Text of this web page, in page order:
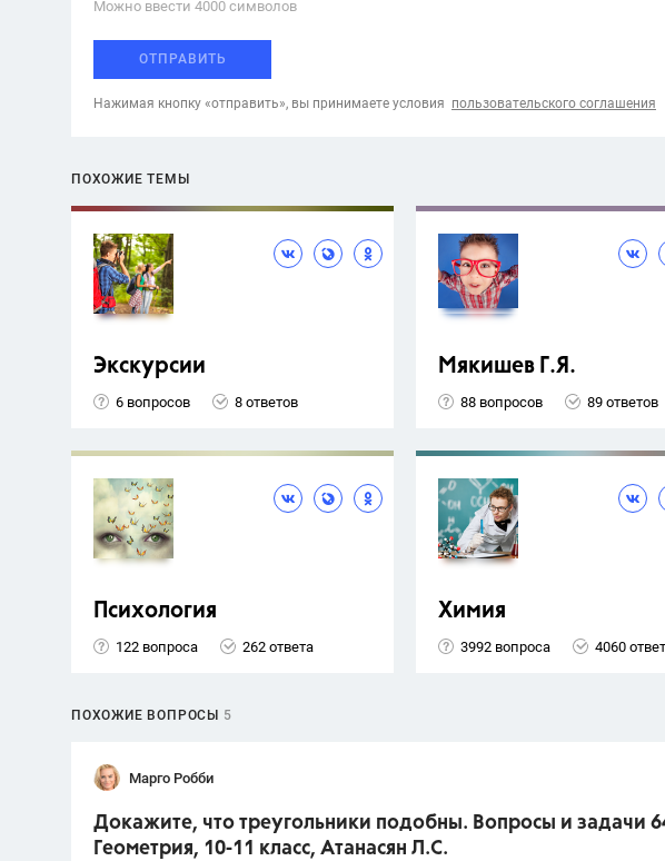
Можно ввести 4000 cимволов
ОТПРАВИТЬ
Нажимая кнопку «отправить», вы принимаете условия пользовательского соглашения
ПОХОЖИЕ ТЕМЫ
Экскурсии
6 вопросов 8 ответов
Мякишев Г.Я.
88 вопросов 89 ответов
Психология
122 вопроса 262 ответа
Химия
3992 вопроса 4060
ПОХОЖИЕ ВОПРОСЫ 5
Марго Робби
Докажите, что треугольники подобны. Вопросы и задачи
Геометрия, 10-11 класс, Атанасян Л.С.